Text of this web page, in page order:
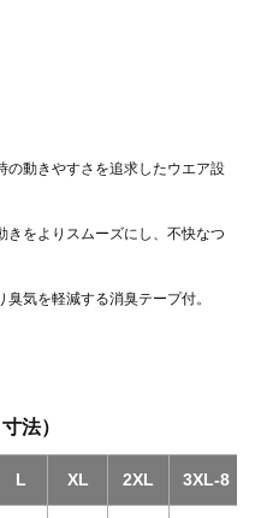
の動きやすさを追求したウエア設
きをよりスムーズにし、不快なつ
気を軽減する消臭テープ付。
法）
L XL 2XL 3XL-8